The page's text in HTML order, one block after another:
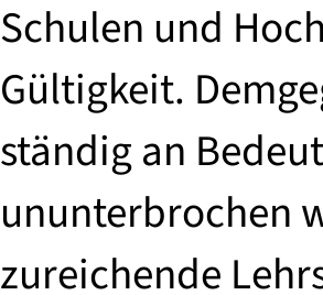
Schulen und
Gültigkeit.
ständig an
ununterbrochen
zureichende